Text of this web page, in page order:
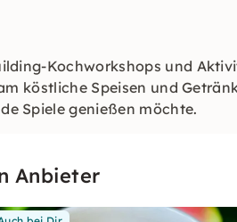
Kochworkshops und
köstliche Speisen und
Spiele genießen möchte.
Anbieter